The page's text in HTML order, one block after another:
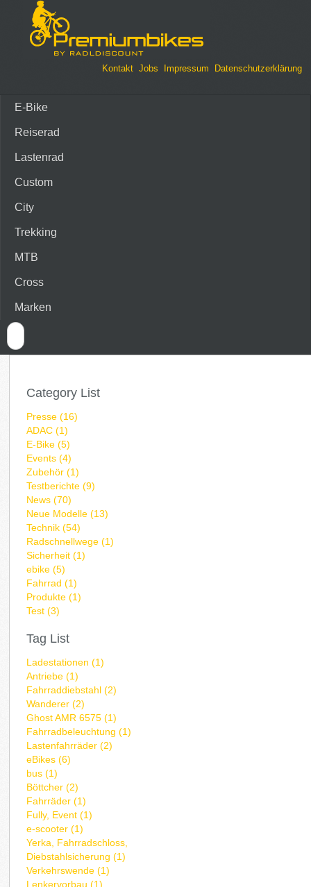
Kontakt Jobs Impressum Datenschutzerklärung
E-Bike
Reiserad
Lastenrad
Custom
City
Trekking
MTB
Cross
Marken
Category List
Presse (16)
ADAC (1)
E-Bike (5)
Events (4)
Zubehör (1)
Testberichte (9)
News (70)
Neue Modelle (13)
Technik (54)
Radschnellwege (1)
Sicherheit (1)
ebike (5)
Fahrrad (1)
Produkte (1)
Test (3)
Tag List
Ladestationen (1)
Antriebe (1)
Fahrraddiebstahl (2)
Wanderer (2)
Ghost AMR 6575 (1)
Fahrradbeleuchtung (1)
Lastenfahrräder (2)
eBikes (6)
bus (1)
Böttcher (2)
Fahrräder (1)
Fully, Event (1)
e-scooter (1)
Yerka, Fahrradschloss,
Diebstahlsicherung (1)
Verkehrswende (1)
Lenkervorbau (1)